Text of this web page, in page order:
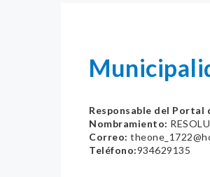
Responsable del Portal
Nombramiento:
Correo:
Teléfono:934629135